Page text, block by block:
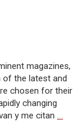
magazines,
of the latest and
chosen for their
changing
y me citan …